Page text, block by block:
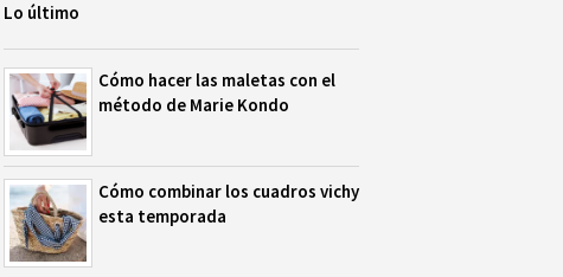
Lo último
Cómo hacer las maletas con el
método de Marie Kondo
Cómo combinar los cuadros vichy
esta temporada